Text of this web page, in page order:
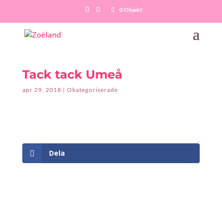
0 Objekt
Tack tack Umeå
apr 29, 2018 | Okategoriserade
Dela